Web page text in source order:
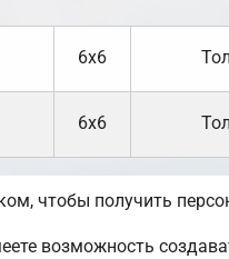
6х6
6х6
чтобы получить
возможность